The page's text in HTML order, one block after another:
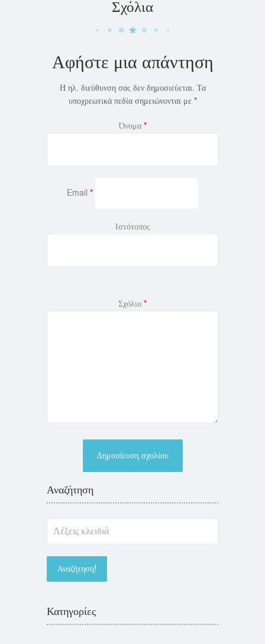
Σχόλια
Αφήστε μια απάντηση
Η ηλ. διεύθυνση σας δεν δημοσιεύεται. Τα
υποχρεωτικά πεδία σημειώνονται με *
Όνομα *
Email *
Ιστότοπος
Σχόλιο *
Αναζήτηση
Κατηγορίες